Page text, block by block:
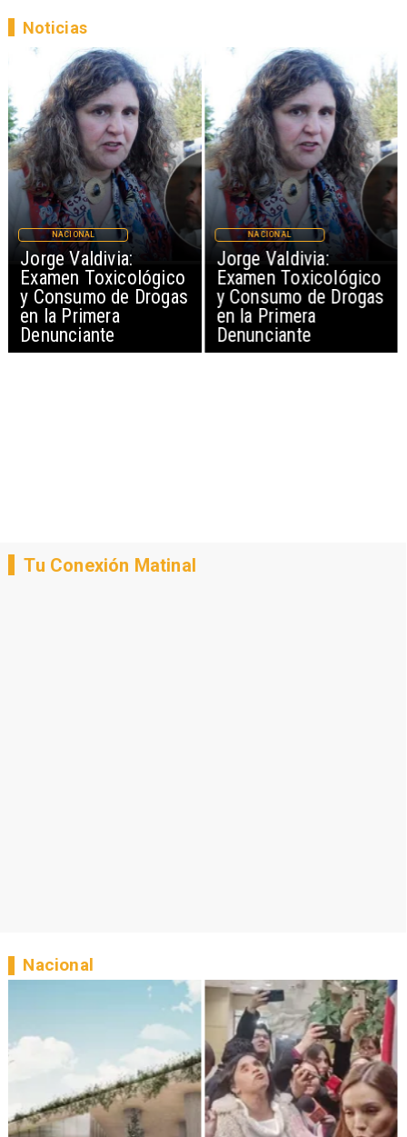
Jorge Valdivia:
Examen Toxicológico
y Consumo de Drogas
en la Primera
Denunciante
NACIONAL
Jorge Valdivia:
Examen Toxicológico
y Consumo de Drogas
en la Primera
Denunciante
NACIONAL
Noticias
Tu Conexión Matinal
Nacional